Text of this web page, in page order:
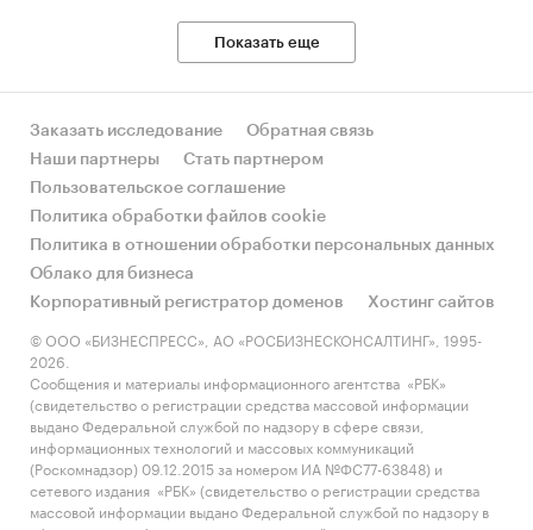
Показать еще
Заказать исследование
Обратная связь
Наши партнеры
Стать партнером
Пользовательское соглашение
Политика обработки файлов cookie
Политика в отношении обработки персональных данных
Облако для бизнеса
Корпоративный регистратор доменов
Хостинг сайтов
© ООО «БИЗНЕСПРЕСС», АО «РОСБИЗНЕСКОНСАЛТИНГ», 1995-
2026.
Сообщения и материалы информационного агентства «РБК»
(свидетельство о регистрации средства массовой информации
выдано Федеральной службой по надзору в сфере связи,
информационных технологий и массовых коммуникаций
(Роскомнадзор) 09.12.2015 за номером ИА №ФС77-63848) и
сетевого издания «РБК» (свидетельство о регистрации средства
массовой информации выдано Федеральной службой по надзору в